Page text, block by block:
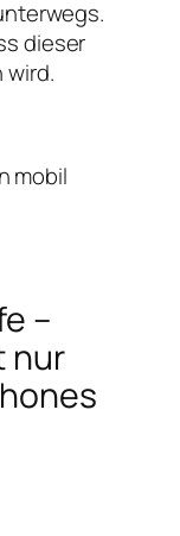
dieser
wird.
mobil
–
nur